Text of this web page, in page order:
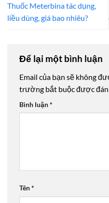
Thuốc Meterbina tác dụng,
liều dùng, giá bao nhiêu?
Để lại một bình luận
Email của bạn sẽ không
trường bắt buộc được
Bình luận*
Tên*